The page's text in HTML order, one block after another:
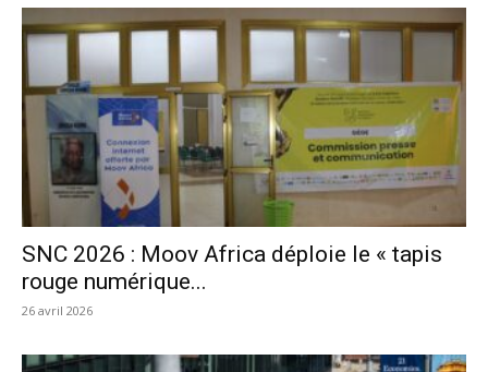
SNC 2026 : Moov Africa déploie le « tapis
rouge numérique...
26 avril 2026